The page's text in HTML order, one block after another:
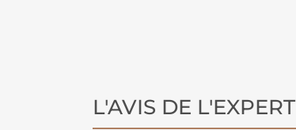
L'AVIS DE L'EXPERT